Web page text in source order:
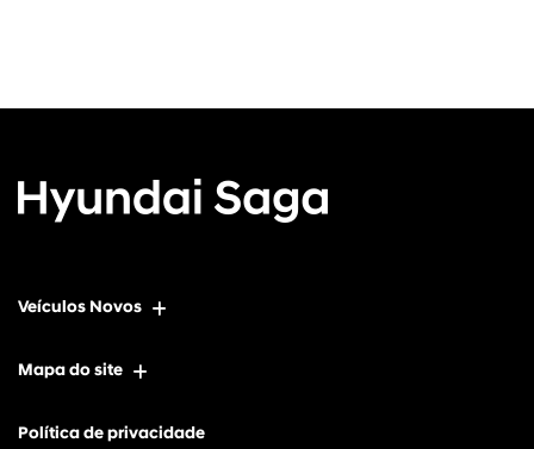
Veículos Novos
Mapa do site
Política de privacidade